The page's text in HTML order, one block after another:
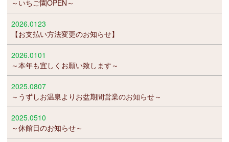
～いちご園OPEN～
2026.0123
【お支払い方法変更のお知らせ】
2026.0101
～本年も宜しくお願い致します～
2025.0807
～うずしお温泉よりお盆期間営業のお知らせ～
2025.0510
～休館日のお知らせ～